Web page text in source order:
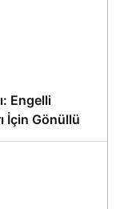
Engelli
İçin Gönüllü